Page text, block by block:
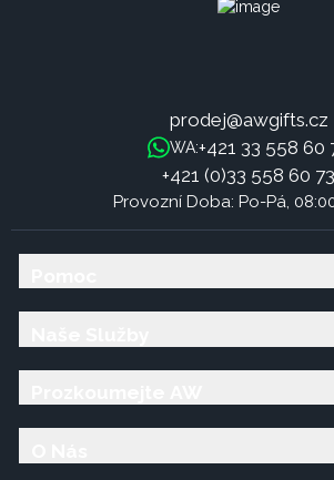
prodej@awgifts.cz
WA:+421 33 558 60
+421 (0)33 558 60 73
Provozní Doba: Po-Pá,